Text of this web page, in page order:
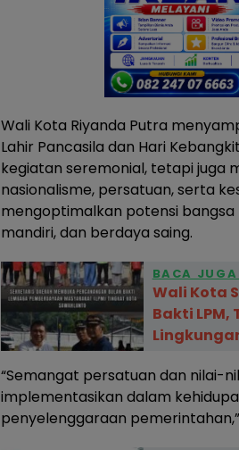
Wali Kota Riyanda Putra
Lahir Pancasila dan Hari
kegiatan seremonial, tetapi juga
nasionalisme, persatuan, serta
mengoptimalkan potensi bangsa
mandiri, dan berdaya saing.
BACA JUGA
Wali Kota
Bakti LPM,
“Semangat persatuan dan nilai-
implementasikan dalam
penyelenggaraan